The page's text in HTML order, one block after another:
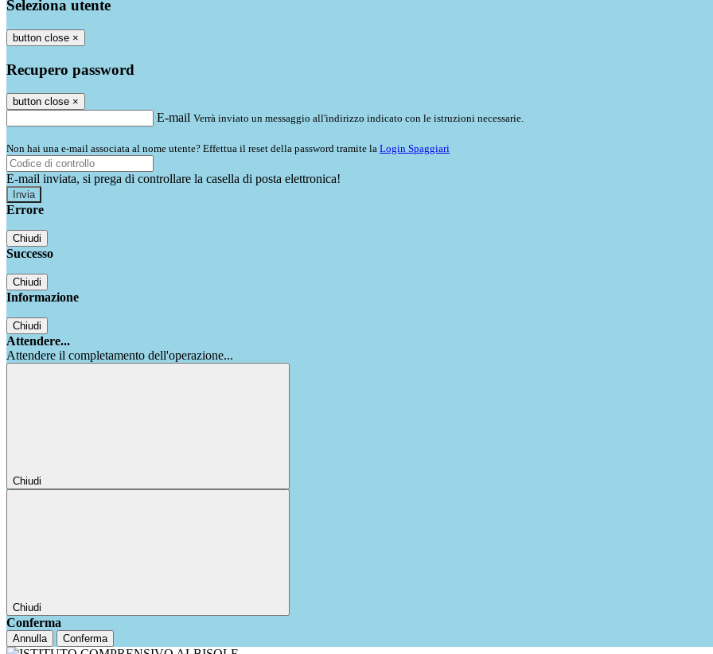
Seleziona utente
button close ×
Recupero password
button close ×
E-mail Verrà inviato un messaggio all'indirizzo indicato con le istruzioni necessarie.
Non hai una e-mail associata al nome utente? Effettua il reset della password tramite la Login Spaggiari
E-mail inviata, si prega di controllare la casella di posta elettronica!
Errore
Chiudi
Successo
Chiudi
Informazione
Chiudi
Attendere...
Attendere il completamento dell'operazione...
Chiudi
Chiudi
Conferma
Annulla Conferma